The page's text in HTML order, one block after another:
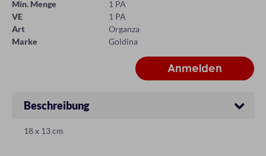
Min. Menge
1 PA
VE
1 PA
Art
Organza
Marke
Goldina
Beschreibung
18 x 13 cm